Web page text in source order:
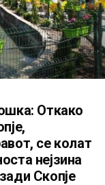
Откако
се колат
нејзина
Скопје